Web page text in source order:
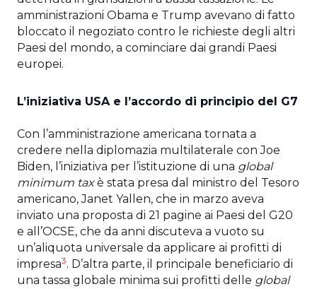
amministrazioni Obama e Trump avevano di fatto
bloccato il negoziato contro le richieste degli altri
Paesi del mondo, a cominciare dai grandi Paesi
europei.
L’iniziativa USA e l’accordo di principio del G7
Con l’amministrazione americana tornata a
credere nella diplomazia multilaterale con Joe
Biden, l’iniziativa per l’istituzione di una global
minimum taxè stata presa dal ministro del Tesoro
americano, Janet Yallen, che in marzo aveva
inviato una proposta di 21 pagine ai Paesi del G20
e all’OCSE, che da anni discuteva a vuoto su
un’aliquota universale da applicare ai profitti di
impresa3. D’altra parte, il principale beneficiario di
una tassa globale minima sui profitti delle global